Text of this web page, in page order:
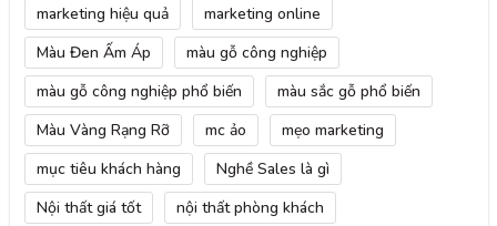
marketing hiệu quả
marketing online
Màu Đen Ấm Áp
màu gỗ công nghiệp
màu gỗ công nghiệp phổ biến
màu sắc gỗ phổ biến
Màu Vàng Rạng Rỡ
mc ảo
mẹo marketing
mục tiêu khách hàng
Nghề Sales là gì
Nội thất giá tốt
nội thất phòng khách